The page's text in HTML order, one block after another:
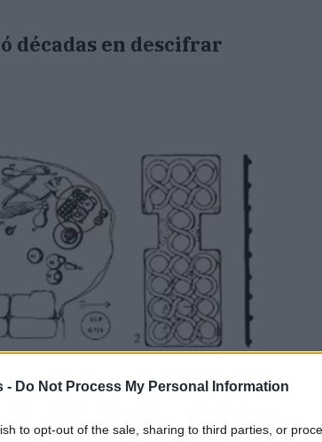
- Do Not Process My Personal Information
to opt-out of the sale, sharing to third parties, or
décadas en descifrar